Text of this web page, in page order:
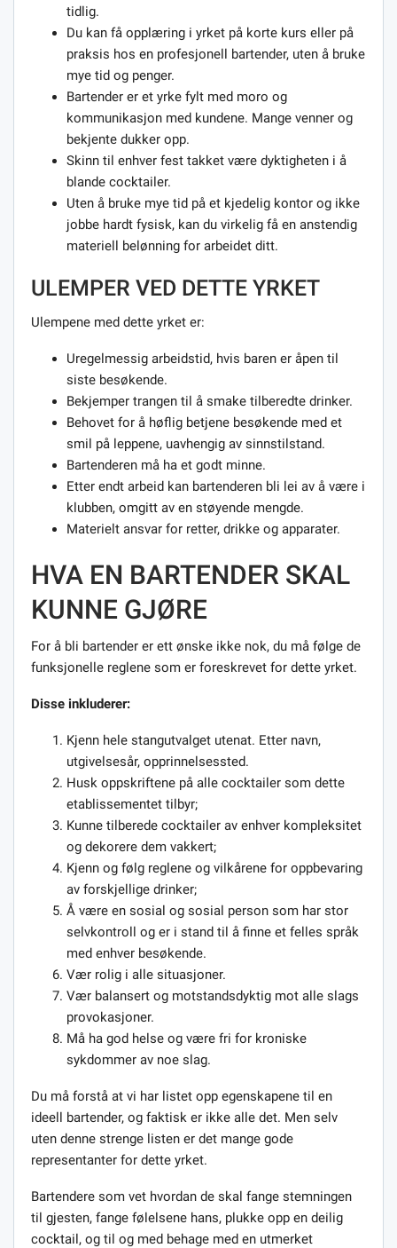
tidlig.
Du kan få opplæring i yrket på korte kurs eller på
praksis hos en profesjonell bartender, uten å bruke
mye tid og penger.
Bartender er et yrke fylt med moro og
kommunikasjon med kundene. Mange venner og
bekjente dukker opp.
Skinn til enhver fest takket være dyktigheten i å
blande cocktailer.
Uten å bruke mye tid på et kjedelig kontor og ikke
jobbe hardt fysisk, kan du virkelig få en anstendig
materiell belønning for arbeidet ditt.
ULEMPER VED DETTE YRKET
Ulempene med dette yrket er:
Uregelmessig arbeidstid, hvis baren er åpen til
siste besøkende.
Bekjemper trangen til å smake tilberedte drinker.
Behovet for å høflig betjene besøkende med et
smil på leppene, uavhengig av sinnstilstand.
Bartenderen må ha et godt minne.
Etter endt arbeid kan bartenderen bli lei av å være i
klubben, omgitt av en støyende mengde.
Materielt ansvar for retter, drikke og apparater.
HVA EN BARTENDER SKAL
KUNNE GJØRE
For å bli bartender er ett ønske ikke nok, du må følge de
funksjonelle reglene som er foreskrevet for dette yrket.
Disse inkluderer:
Kjenn hele stangutvalget utenat. Etter navn,
utgivelsesår, opprinnelsessted.
Husk oppskriftene på alle cocktailer som dette
etablissementet tilbyr;
Kunne tilberede cocktailer av enhver kompleksitet
og dekorere dem vakkert;
Kjenn og følg reglene og vilkårene for oppbevaring
av forskjellige drinker;
Å være en sosial og sosial person som har stor
selvkontroll og er i stand til å finne et felles språk
med enhver besøkende.
Vær rolig i alle situasjoner.
Vær balansert og motstandsdyktig mot alle slags
provokasjoner.
Må ha god helse og være fri for kroniske
sykdommer av noe slag.
Du må forstå at vi har listet opp egenskapene til en
ideell bartender, og faktisk er ikke alle det. Men selv
uten denne strenge listen er det mange gode
representanter for dette yrket.
Bartendere som vet hvordan de skal fange stemningen
til gjesten, fange følelsene hans, plukke opp en deilig
cocktail, og til og med behage med en utmerket